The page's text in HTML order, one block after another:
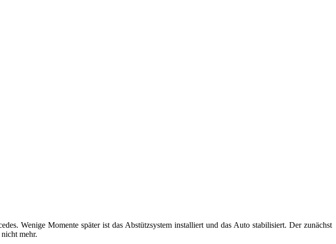
Wenige Momente später ist das Abstützsystem installiert und das Auto stabilisiert. Der zunächst
mehr.